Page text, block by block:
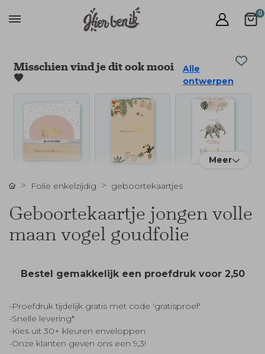
0
Misschien vind je dit ook mooi
🧡
Alle
ontwerpen
Meer
Folie enkelzijdig geboortekaartjes
Geboortekaartje jongen volle
maan vogel goudfolie
Bestel gemakkelijk een proefdruk voor 2,50
-Proefdruk tijdelijk gratis met code 'gratisproef'
-Snelle levering*
-Kies uit 30+ kleuren enveloppen
-Onze klanten geven ons een 9,3!